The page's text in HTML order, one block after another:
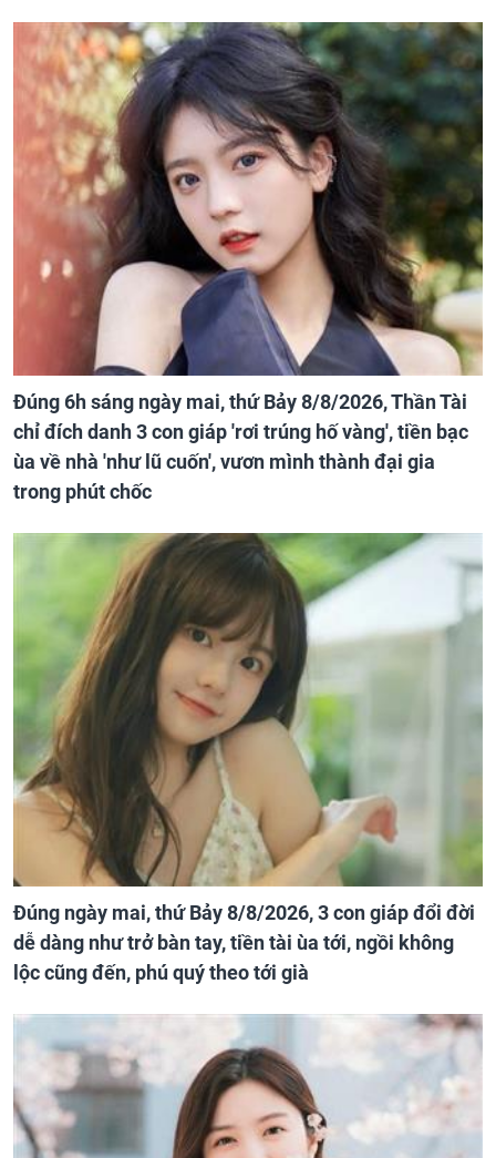
Đúng 6h sáng ngày mai, thứ Bảy 8/8/2026, Thần Tài
chỉ đích danh 3 con giáp 'rơi trúng hố vàng', tiền bạc
ùa về nhà 'như lũ cuốn', vươn mình thành đại gia
trong phút chốc
Đúng ngày mai, thứ Bảy 8/8/2026, 3 con giáp đổi đời
dễ dàng như trở bàn tay, tiền tài ùa tới, ngồi không
lộc cũng đến, phú quý theo tới già